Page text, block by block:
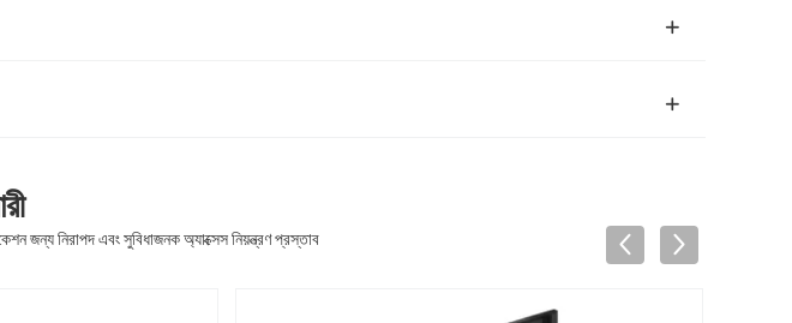
জন্য নিরাপদ এবং সুবিধাজনক অ্যাক্সেস নিয়ন্ত্রণ প্রস্তাব